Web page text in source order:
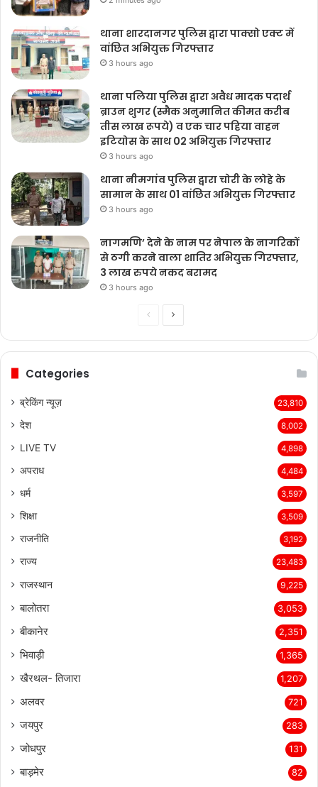
थाना शारदानगर पुलिस द्वारा पाक्सो एक्ट में
वांछित अभियुक्त गिरफ्तार
3 hours ago
थाना पलिया पुलिस द्वारा अवैध मादक पदार्थ
ब्राउन शुगर (स्मैक अनुमानित कीमत करीब
तीस लाख रूपये) व एक चार पहिया वाहन
इटियोस के साथ 02 अभियुक्त गिरफ्तार
3 hours ago
थाना नीमगांव पुलिस द्वारा चोरी के लोहे के
सामान के साथ 01 वांछित अभियुक्त गिरफ्तार
3 hours ago
नागमणि’ देने के नाम पर नेपाल के नागरिकों
से ठगी करने वाला शातिर अभियुक्त गिरफ्तार,
3 लाख रुपये नकद बरामद
3 hours ago
PreviousNext
Categories
ब्रेकिंग न्यूज़ 23,810
देश 8,002
LIVE TV 4,898
अपराध 4,484
धर्म 3,597
शिक्षा 3,509
राजनीति 3,192
राज्य 23,483
राजस्थान 9,225
बालोतरा 3,053
बीकानेर 2,351
भिवाड़ी 1,365
खैरथल- तिजारा 1,207
अलवर 721
जयपुर 283
जोधपुर 131
बाड़मेर 82